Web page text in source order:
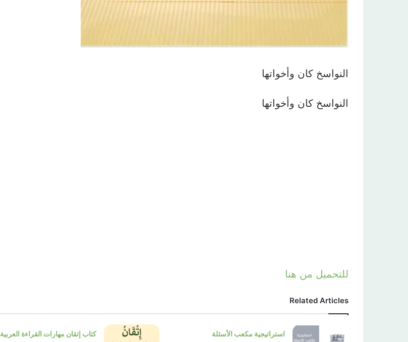
النواسخ كان وأخواتها
النواسخ كان وأخواتها
للتحميل من هنا
Related Articles
استراتيجية مكعب الأسئلة
كتاب إتقان مهارات القراءة العربية